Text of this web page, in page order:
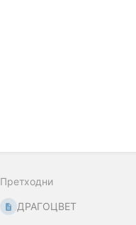
Претходни
ДРАГОЦВЕТ